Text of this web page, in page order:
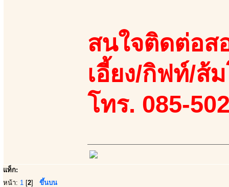
สนใจติดต่อส
เอี้ยง/กิฟท์/ส้
โทร. 085-
แท็ก:
หน้า: 1 [2] ขึ้นบน